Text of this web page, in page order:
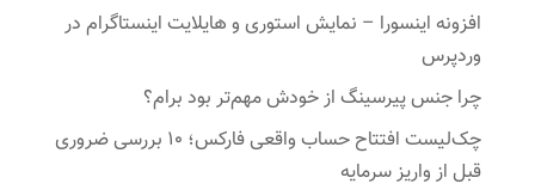
افزونه اینسورا – نمایش استوری و هایلایت اینستاگرام در
وردپرس
چرا جنس پیرسینگ از خودش مهم‌تر بود برام؟
چک‌لیست افتتاح حساب واقعی فارکس؛ ۱۰ بررسی ضروری
قبل از واریز سرمایه